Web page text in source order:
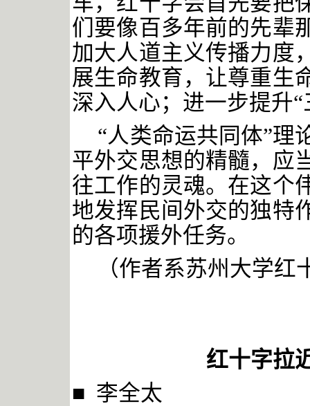
们要像百多年前的先辈
加大人道主义传播力度
展生命教育，让尊重生
深入人心；进一步提升
“人类命运共同体”理
平外交思想的精髓，应
往工作的灵魂。在这个
地发挥民间外交的独特
的各项援外任务。
（作者系苏州大学
红十字拉
■ 李全太